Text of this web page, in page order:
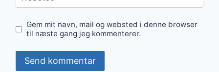
Gem mit navn, mail og websted i denne browser
til næste gang jeg kommenterer.